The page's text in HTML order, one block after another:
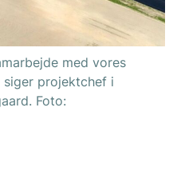
med vores
projektchef i
Foto: